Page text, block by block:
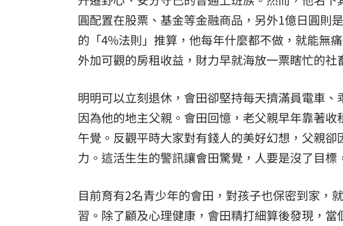
圓配置在股票、基金等金融商品，另外1億日圓則
的「4%法則」推算，他每年什麼都不做，就能無
外加可觀的房租收益，財力早就海放一票瞎忙的社
明明可以立刻退休，會田卻堅持每天擠滿員電車
因為他的地主父親。會田回憶，老父親早年靠著
午覺。反觀平時大家對有錢人的美好幻想，父親
力。這活生生的警訊讓會田驚覺，人要是沒了目標
目前育有2名青少年的會田，對孩子也保密到家，
習。除了顧及心理健康，會田精打細算後發現，